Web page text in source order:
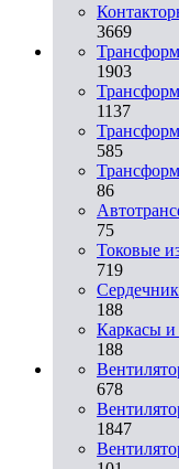
3669
1903
1137
585
86
75
Токовые
719
188
Каркасы и
188
678
1847